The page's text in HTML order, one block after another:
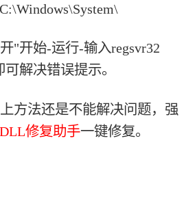
"开始-运行-输入regsvr32
解决错误提示。
方法还是不能解决问题，强
修复助手一键修复。